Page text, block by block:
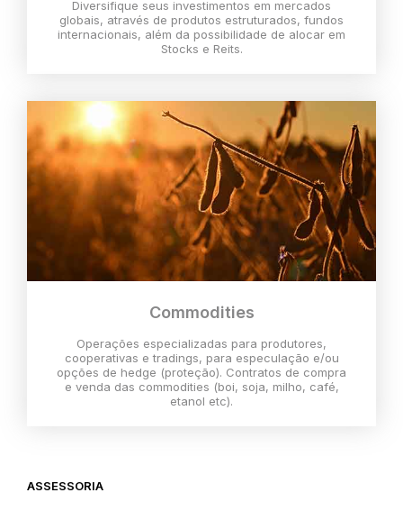
Diversifique seus investimentos em mercados
globais, através de produtos estruturados, fundos
internacionais, além da possibilidade de alocar em
Stocks e Reits.
Commodities
Operações especializadas para produtores,
cooperativas e tradings, para especulação e/ou
opções de hedge (proteção). Contratos de compra
e venda das commodities (boi, soja, milho, café,
etanol etc).
ASSESSORIA